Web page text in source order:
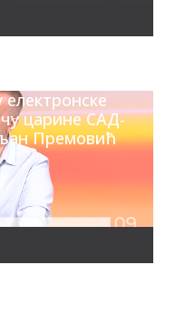
царине САД-
Премовић